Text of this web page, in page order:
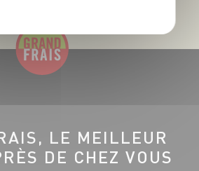
LE MEILLEUR
DE CHEZ VOUS